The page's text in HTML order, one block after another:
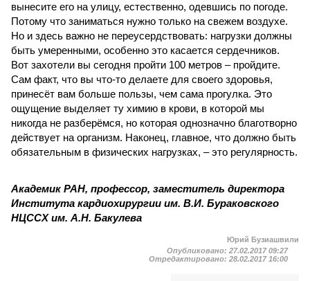
вынесите его на улицу, естественно, одевшись по погоде.
Потому что заниматься нужно только на свежем воздухе.
Но и здесь важно не переусердствовать: нагрузки должны
быть умеренными, особенно это касается сердечников.
Вот захотели вы сегодня пройти 100 метров – пройдите.
Сам факт, что вы что-то делаете для своего здоровья,
принесёт вам больше пользы, чем сама прогулка. Это
ощущение выделяет ту химию в крови, в которой мы
никогда не разберёмся, но которая однозначно благотворно
действует на организм. Наконец, главное, что должно быть
обязательным в физических нагрузках, – это регулярность.
Академик РАН, профессор, заместитель директора
Института кардиохирургии им. В.И. Бураковского
НЦССХ им. А.Н. Бакулева
Юрий Бузиашвили
Опубликовано: 27.02.2017 09:27
Отредактировано: 28.02.2017 16:00